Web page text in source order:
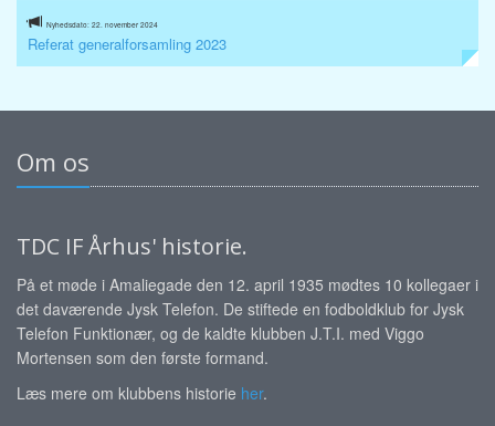
Nyhedsdato: 22. november 2024
Referat generalforsamling 2023
Om os
TDC IF Århus' historie.
På et møde i Amaliegade den 12. april 1935 mødtes 10 kollegaer i
det daværende Jysk Telefon. De stiftede en fodboldklub for Jysk
Telefon Funktionær, og de kaldte klubben J.T.I. med Viggo
Mortensen som den første formand.
Læs mere om klubbens historie her.